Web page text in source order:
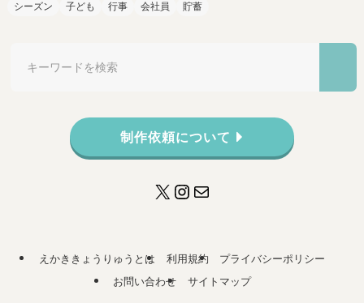
シーズン
子ども 行事 会社員 貯蓄
制作依頼について
X Instagram
メール
えかききょうりゅうとは 利用規約
プライバシーポリシー
お問い合わせ
サイトマップ